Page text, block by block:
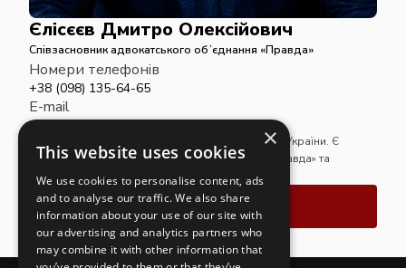
Єлісєєв Дмитро Олексійович
Співзасновник адвокатського обʼєднання «Правда»
Номери телефонів
+38 (098) 135-64-65
E-mail
advcomppravda@gmail.com
Адвокат. Член Національної асоціації адвокатів України. Є
співзасновником адвокатського обʼєднання «Правда» та
здійснює адвокатську практику в його межах.
Зв'язатись
×
This website uses cookies
We use cookies to personalise content, ads
and to analyse our traffic. We also share
information about your use of our site with
our advertising and analytics partners who
may combine it with other information that